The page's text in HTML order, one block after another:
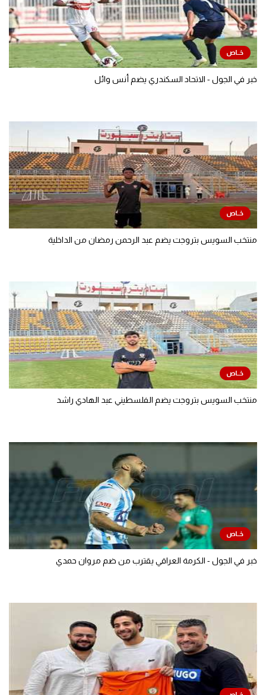
خبر في الجول - الاتحاد السكندري يضم أنس وائل
منتخب السويس بتروجت يضم عبد الرحمن رمضان من الداخلية
منتخب السويس بتروجت يضم الفلسطيني عبد الهادي راشد
خبر في الجول - الكرمة العراقي يقترب من ضم مروان حمدي